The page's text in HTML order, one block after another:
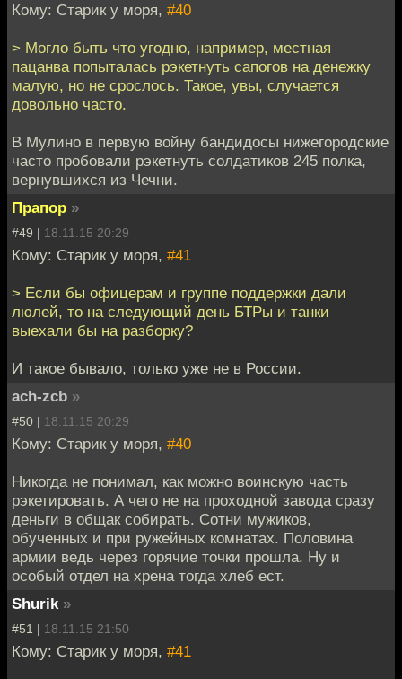
Кому: Старик у моря, #40
> Могло быть что угодно, например, местная
пацанва попыталась рэкетнуть сапогов на денежку
малую, но не срослось. Такое, увы, случается
довольно часто.
В Мулино в первую войну бандидосы нижегородские
часто пробовали рэкетнуть солдатиков 245 полка,
вернувшихся из Чечни.
Прапор »
#49 | 18.11.15 20:29
Кому: Старик у моря, #41
> Если бы офицерам и группе поддержки дали
люлей, то на следующий день БТРы и танки
выехали бы на разборку?
И такое бывало, только уже не в России.
ach-zcb »
#50 | 18.11.15 20:29
Кому: Старик у моря, #40
Никогда не понимал, как можно воинскую часть
рэкетировать. А чего не на проходной завода сразу
деньги в общак собирать. Сотни мужиков,
обученных и при ружейных комнатах. Половина
армии ведь через горячие точки прошла. Ну и
особый отдел на хрена тогда хлеб ест.
Shurik »
#51 | 18.11.15 21:50
Кому: Старик у моря, #41